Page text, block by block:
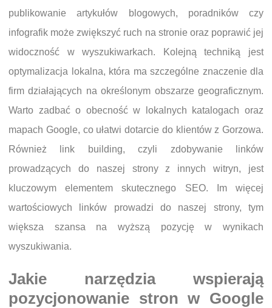
publikowanie artykułów blogowych, poradników czy
infografik może zwiększyć ruch na stronie oraz poprawić jej
widoczność w wyszukiwarkach. Kolejną techniką jest
optymalizacja lokalna, która ma szczególne znaczenie dla
firm działających na określonym obszarze geograficznym.
Warto zadbać o obecność w lokalnych katalogach oraz
mapach Google, co ułatwi dotarcie do klientów z Gorzowa.
Również link building, czyli zdobywanie linków
prowadzących do naszej strony z innych witryn, jest
kluczowym elementem skutecznego SEO. Im więcej
wartościowych linków prowadzi do naszej strony, tym
większa szansa na wyższą pozycję w wynikach
wyszukiwania.
Jakie narzędzia wspierają
pozycjonowanie stron w Google